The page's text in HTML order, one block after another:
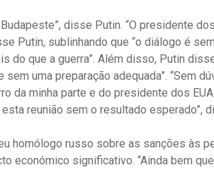
disse Putin. “O presidente
Putin, sublinhando que “o diálogo é
do que a guerra”. Além disso, Putin
uma preparação adequada”. “Sem
da minha parte e do presidente dos
reunião sem o resultado esperado”,
homólogo russo sobre as sanções às
económico significativo. “Ainda bem